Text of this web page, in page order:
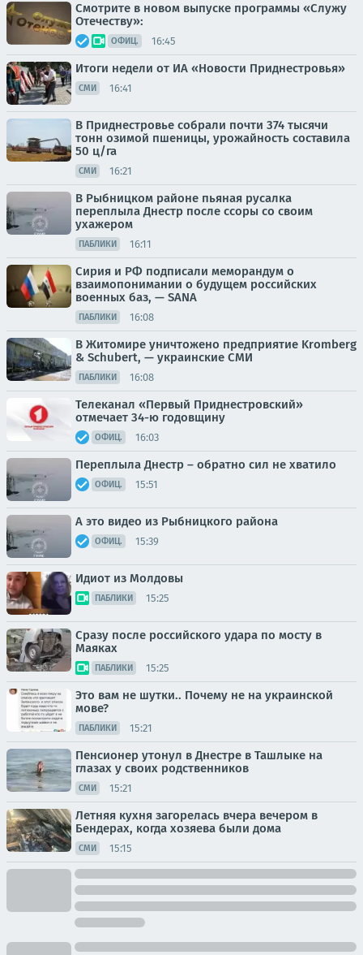
Смотрите в новом выпуске программы «Служу
Отечеству»:
ОФИЦ. 16:45
Итоги недели от ИА «Новости Приднестровья»
СМИ 16:41
В Приднестровье собрали почти 374 тысячи
тонн озимой пшеницы, урожайность составила
50 ц/га
СМИ 16:21
В Рыбницком районе пьяная русалка
переплыла Днестр после ссоры со своим
ухажером
ПАБЛИКИ 16:11
Сирия и РФ подписали меморандум о
взаимопонимании о будущем российских
военных баз, — SANA
ПАБЛИКИ 16:08
В Житомире уничтожено предприятие Kromberg
& Schubert, — украинские СМИ
ПАБЛИКИ 16:08
Телеканал «Первый Приднестровский»
отмечает 34-ю годовщину
ОФИЦ. 16:03
Переплыла Днестр – обратно сил не хватило
ОФИЦ. 15:51
А это видео из Рыбницкого района
ОФИЦ. 15:39
Идиот из Молдовы
ПАБЛИКИ 15:25
Сразу после российского удара по мосту в
Маяках
ПАБЛИКИ 15:25
Это вам не шутки.. Почему не на украинской
мове?
ПАБЛИКИ 15:21
Пенсионер утонул в Днестре в Ташлыке на
глазах у своих родственников
СМИ 15:21
Летняя кухня загорелась вчера вечером в
Бендерах, когда хозяева были дома
СМИ 15:15